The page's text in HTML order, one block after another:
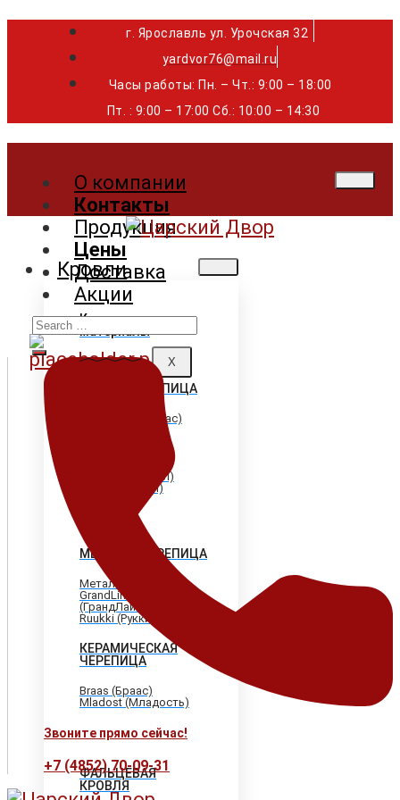
г. Ярославль ул. Урочская 32 ⁣⁣⁣⁣
yardvor76@mail.ru
Часы работы: Пн. – Чт.: 9:00 – 18:00
Пт. : 9:00 – 17:00 Сб.: 10:00 – 14:30
О компании
Контакты
Продукция
Цены
Доставка
Акции
X
Кровли
Кровельные
материалы
ГИБКАЯ ЧЕРЕПИЦА
Shinglas (Шинглас)
Katepal (Катепал)
Icopal (Икопал)
МЕТАЛЛОЧЕРЕПИЦА
МеталлПрофиль
GrandLine
(ГрандЛайн)
Ruukki (Рукки)
КЕРАМИЧЕСКАЯ
ЧЕРЕПИЦА
Braas (Браас)
Mladost (Младость)
ФАЛЬЦЕВАЯ
КРОВЛЯ
Search
for:
Звоните прямо сейчас!
+7 (4852) 70-09-31